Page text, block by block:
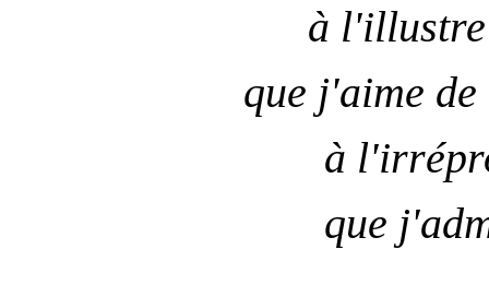
à
que j'aime de
à
que